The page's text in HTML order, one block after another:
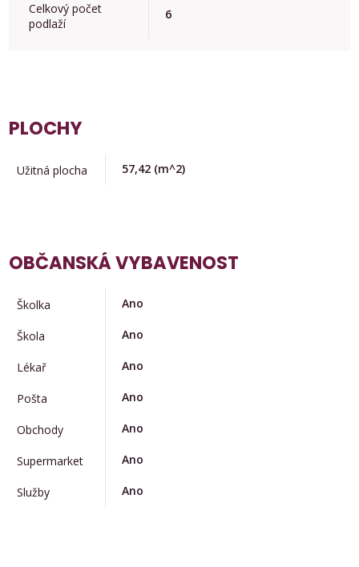
Celkový počet
podlaží
6
PLOCHY
Užitná plocha 57,42 (m^2)
OBČANSKÁ VYBAVENOST
Školka Ano
Škola Ano
Lékař Ano
Pošta Ano
Obchody Ano
Supermarket Ano
Služby Ano